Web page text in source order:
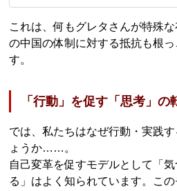
これは、何もグレタさんが特殊
の中国の体制に対する抵抗も根
す。
「行動」を促す「思考」の
では、私たちはなぜ行動・実践
ょうか……。
自己変革を促すモデルとして「
る」はよく知られています。こ